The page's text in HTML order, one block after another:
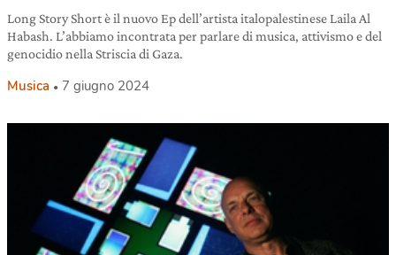
Long Story Short è il nuovo Ep dell’artista italopalestinese Laila Al
Habash. L’abbiamo incontrata per parlare di musica, attivismo e del
genocidio nella Striscia di Gaza.
Musica 7 giugno 2024